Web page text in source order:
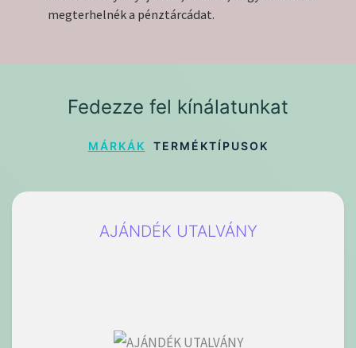
megterhelnék a pénztárcádat.
Fedezze fel kínálatunkat
MÁRKÁK TERMÉKTÍPUSOK
AJÁNDÉK UTALVÁNY